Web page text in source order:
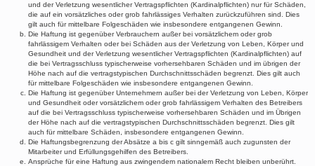
und der Verletzung wesentlicher Vertragspflichten (Kardinalpflichten) nur für Schäden,
die auf ein vorsätzliches oder grob fahrlässiges Verhalten zurückzuführen sind. Dies
gilt auch für mittelbare Folgeschäden wie insbesondere entgangenen Gewinn.
Die Haftung ist gegenüber Verbrauchern außer bei vorsätzlichem oder grob
fahrlässigem Verhalten oder bei Schäden aus der Verletzung von Leben, Körper und
Gesundheit und der Verletzung wesentlicher Vertragspflichten (Kardinalpflichten) auf
die bei Vertragsschluss typischerweise vorhersehbaren Schäden und im übrigen der
Höhe nach auf die vertragstypischen Durchschnittsschäden begrenzt. Dies gilt auch
für mittelbare Folgeschäden wie insbesondere entgangenen Gewinn.
Die Haftung ist gegenüber Unternehmern außer bei der Verletzung von Leben, Körper
und Gesundheit oder vorsätzlichem oder grob fahrlässigem Verhalten des Betreibers
auf die bei Vertragsschluss typischerweise vorhersehbaren Schäden und im Übrigen
der Höhe nach auf die vertragstypischen Durchschnittsschäden begrenzt. Dies gilt
auch für mittelbare Schäden, insbesondere entgangenen Gewinn.
Die Haftungsbegrenzung der Absätze a bis c gilt sinngemäß auch zugunsten der
Mitarbeiter und Erfüllungsgehilfen des Betreibers.
Ansprüche für eine Haftung aus zwingendem nationalem Recht bleiben unberührt.